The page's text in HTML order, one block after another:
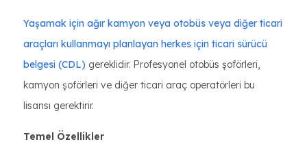
Yaşamak için ağır kamyon veya otobüs veya diğer ticari
araçları kullanmayı planlayan herkes için ticari sürücü
belgesi (CDL) gereklidir. Profesyonel otobüs şoförleri,
kamyon şoförleri ve diğer ticari araç operatörleri bu
lisansı gerektirir.
Temel Özellikler